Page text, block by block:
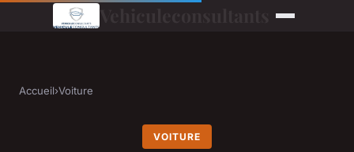
Accueil›Voiture
VOITURE